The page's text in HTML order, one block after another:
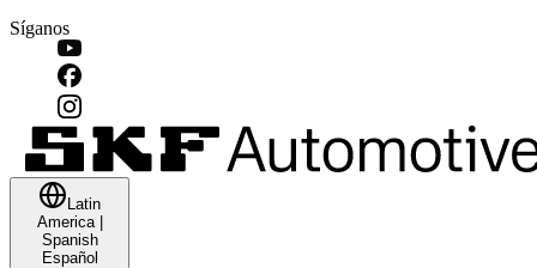
Síganos
Latin
America|
Spanish
Español